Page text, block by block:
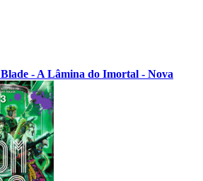
Blade - A Lâmina do Imortal - Nova